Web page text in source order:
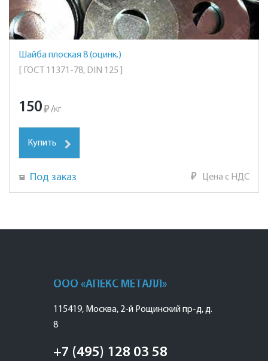
Шайба плоская 8 (оцинк.)
[ ГОСТ 11371-78, DIN 125 ]
150₽ /кг
Купить
Под заказ ₽ Цена с НДС
ООО «АПЕКС МЕТАЛЛ»
115419, Москва, 2-й Рощинский пр-д, д.
8
+7 (495) 128 03 58